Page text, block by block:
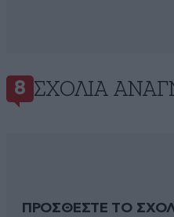
8 ΣΧΌΛΙΑ
ΠΡΟΣΘΕΣΤΕ ΤΟ